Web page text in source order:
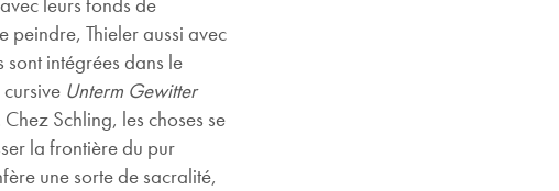
Thieler aussi avec
sont intégrées dans le
Unterm Gewitter
Chez Schling, les choses se
la frontière du pur
une sorte de sacralité,